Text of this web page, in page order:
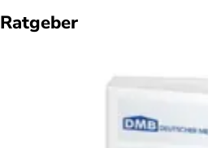
Ratgeber